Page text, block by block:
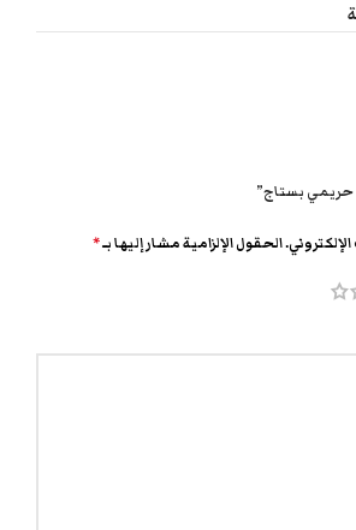
بستاج”
الحقول الإلزامية مشار إليها بـ*